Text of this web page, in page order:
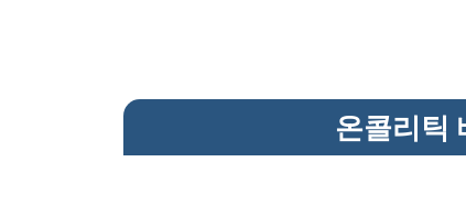
온콜리틱